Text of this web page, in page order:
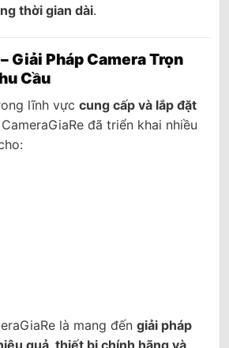
thời gian dài.
Giải Pháp Camera Trọn
Cầu
lĩnh vực cung cấp và lắp đặt
đã triển khai nhiều
là mang đến giải pháp
quả, thiết bị chính hãng và